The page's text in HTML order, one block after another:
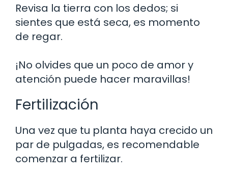
Revisa la tierra con los dedos; si
sientes que está seca, es momento
de regar.
¡No olvides que un poco de amor y
atención puede hacer maravillas!
Fertilización
Una vez que tu planta haya crecido un
par de pulgadas, es recomendable
comenzar a fertilizar.